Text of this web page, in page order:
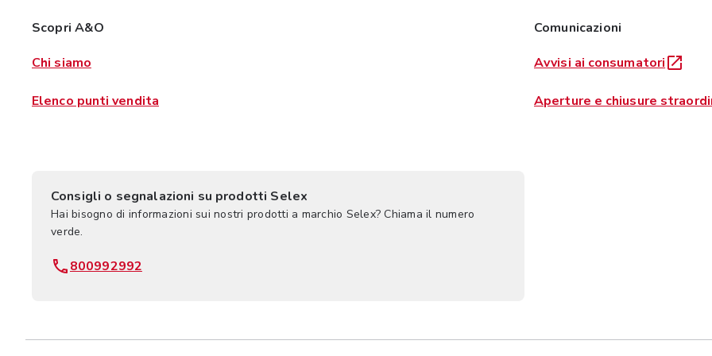
Scopri A&O
Chi siamo
Elenco punti vendita
Comunicazioni
Avvisi ai consumatori
Aperture e chiusure
Consigli o segnalazioni su prodotti Selex
Hai bisogno di informazioni sui nostri prodotti a marchio Selex? Chiama il numero
verde.
800992992